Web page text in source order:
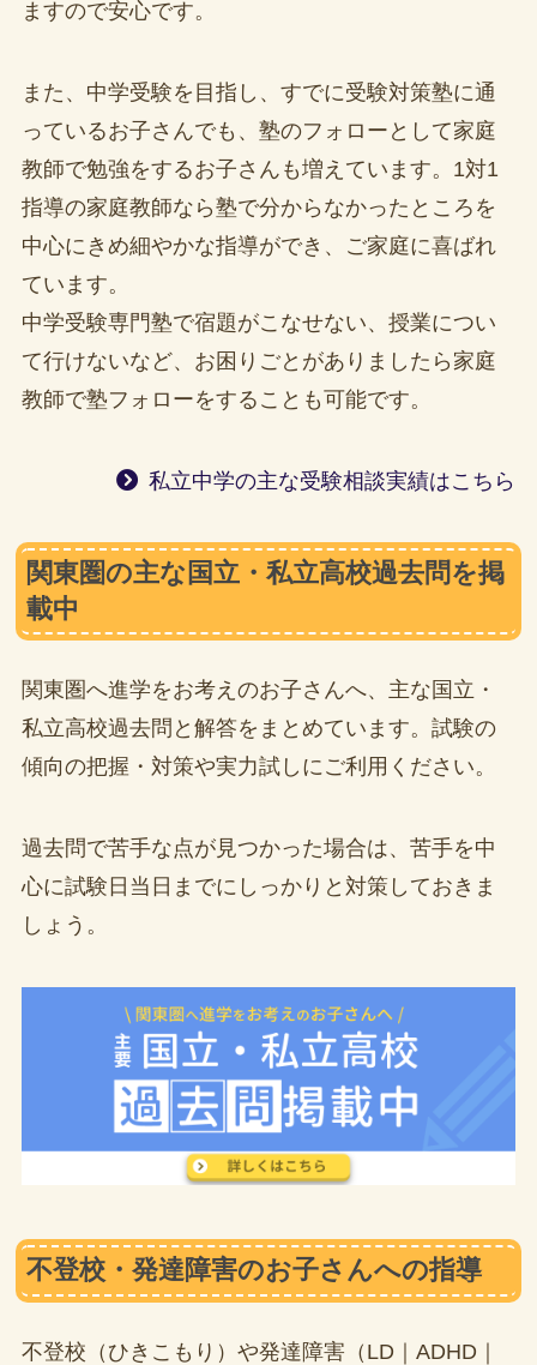
ますので安心です。
また、中学受験を目指し、すでに受験対策塾に通
っているお子さんでも、塾のフォローとして家庭
教師で勉強をするお子さんも増えています。1対1
指導の家庭教師なら塾で分からなかったところを
中心にきめ細やかな指導ができ、ご家庭に喜ばれ
ています。
中学受験専門塾で宿題がこなせない、授業につい
て行けないなど、お困りごとがありましたら家庭
教師で塾フォローをすることも可能です。
私立中学の主な受験相談実績はこちら
関東圏の主な国立・私立高校過去問を掲
載中
関東圏へ進学をお考えのお子さんへ、主な国立・
私立高校過去問と解答をまとめています。試験の
傾向の把握・対策や実力試しにご利用ください。
過去問で苦手な点が見つかった場合は、苦手を中
心に試験日当日までにしっかりと対策しておきま
しょう。
不登校・発達障害のお子さんへの指導
不登校（ひきこもり）や発達障害（LD｜ADHD｜